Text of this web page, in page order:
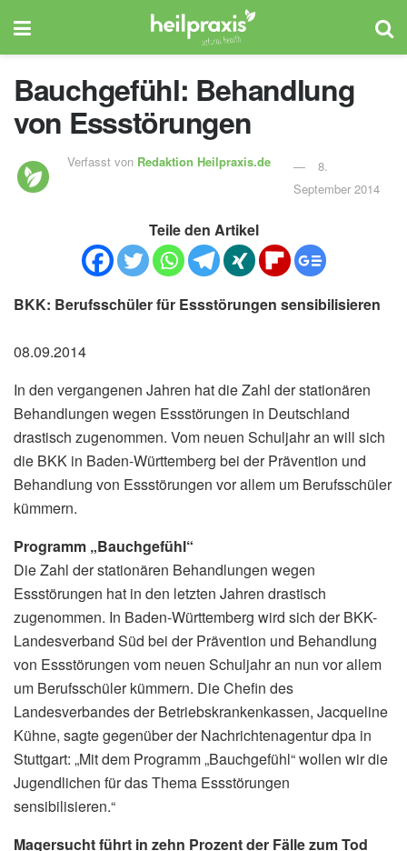
Bauchgefühl: Behandlung
von Essstörungen
Verfasst von Redaktion Heilpraxis.de
8.
September 2014
Teile den Artikel
BKK: Berufsschüler für Essstörungen sensibilisieren
08.09.2014
In den vergangenen Jahren hat die Zahl der stationären
Behandlungen wegen Essstörungen in Deutschland
drastisch zugenommen. Vom neuen Schuljahr an will sich
die BKK in Baden-Württemberg bei der Prävention und
Behandlung von Essstörungen vor allem um Berufsschüler
kümmern.
Programm „Bauchgefühl“
Die Zahl der stationären Behandlungen wegen
Essstörungen hat in den letzten Jahren drastisch
zugenommen. In Baden-Württemberg wird sich der BKK-
Landesverband Süd bei der Prävention und Behandlung
von Essstörungen vom neuen Schuljahr an nun vor allem
um Berufsschüler kümmern. Die Chefin des
Landesverbandes der Betriebskrankenkassen, Jacqueline
Kühne, sagte gegenüber der Nachrichtenagentur dpa in
Stuttgart: „Mit dem Programm „Bauchgefühl“ wollen wir die
Jugendlichen für das Thema Essstörungen
sensibilisieren.“
Magersucht führt in zehn Prozent der Fälle zum Tod